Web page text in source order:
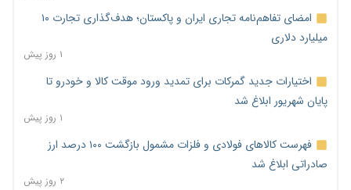
امضای تفاهم‌نامه تجاری ایران و پاکستان؛ هدف‌گذاری تجارت ۱۰
میلیارد دلاری
۱ روز پیش
اختیارات جدید گمرکات برای تمدید ورود موقت کالا و خودرو تا
پایان شهریور ابلاغ شد
۱ روز پیش
فهرست کالاهای فولادی و فلزات مشمول بازگشت ۱۰۰ درصد ارز
صادراتی ابلاغ شد
۲ روز پیش